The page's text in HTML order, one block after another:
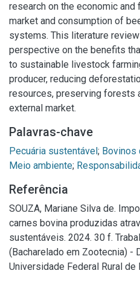
research on the economic
market and consumption of
systems. This literature
perspective on the benefits
to sustainable livestock
producer, reducing
resources, preserving forests
external market.
Palavras-chave
Pecuária sustentável; Bovinos
Meio ambiente;
Referência
SOUZA, Mariane Silva de.
carnes bovina produzidas
sustentáveis. 2024. 30 f.
(Bacharelado em Zootecnia) -
Universidade Federal Rural de